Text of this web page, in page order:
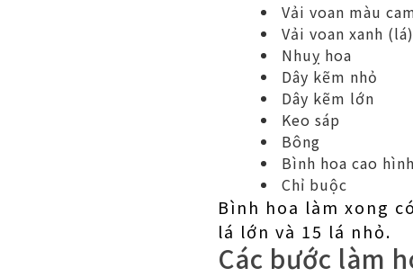
Vải voan màu
Vải voan xanh (lá)
Nhuỵ hoa
Dây kẽm nhỏ
Dây kẽm lớn
Keo sáp
Bông
Bình hoa cao
Chỉ buộc
Bình hoa làm xong
lá lớn và 15 lá nhỏ.
Các bước làm